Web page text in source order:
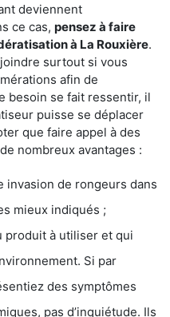
deviennent
ce cas, pensez à faire
à La Rouxière.
surtout si vous
afin de
besoin se fait ressentir, il
puisse se déplacer
que faire appel à des
nombreux avantages :
invasion de rongeurs dans
mieux indiqués ;
produit à utiliser et qui
Si par
des symptômes
pas d’inquiétude. Ils